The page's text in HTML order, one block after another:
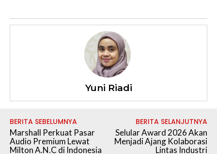
Yuni Riadi
BERITA SEBELUMNYA
Marshall Perkuat Pasar
Audio Premium Lewat
Milton A.N.C di Indonesia
BERITA SELANJUTNYA
Selular Award 2026 Akan
Menjadi Ajang Kolaborasi
Lintas Industri